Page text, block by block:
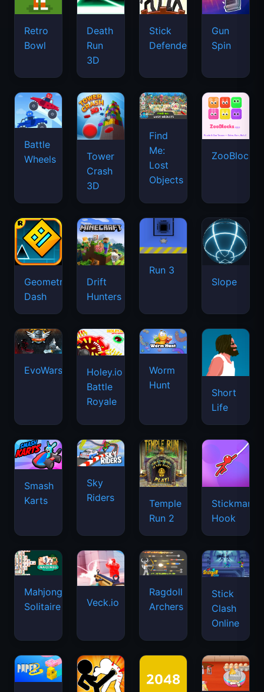
Retro
Bowl
Death
Run
3D
Stick
Defenders
Gun
Spin
Battle
Wheels
Tower
Crash
3D
Find
Me:
Lost
Objects
ZooBlocks
Geometry
Dash
Drift
Hunters
Run 3
Slope
EvoWars.io
Holey.io
Battle
Royale
Worm
Hunt
Short
Life
Smash
Karts
Sky
Riders
Temple
Run 2
Stickman
Hook
Mahjongg
Solitaire
Veck.io
Ragdoll
Archers
Stick
Clash
Online